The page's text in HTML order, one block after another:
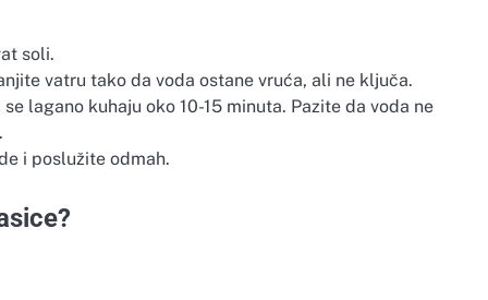
soli.
vatru tako da voda ostane vruća, ali ne ključa.
lagano kuhaju oko 10-15 minuta. Pazite da voda ne
i poslužite odmah.